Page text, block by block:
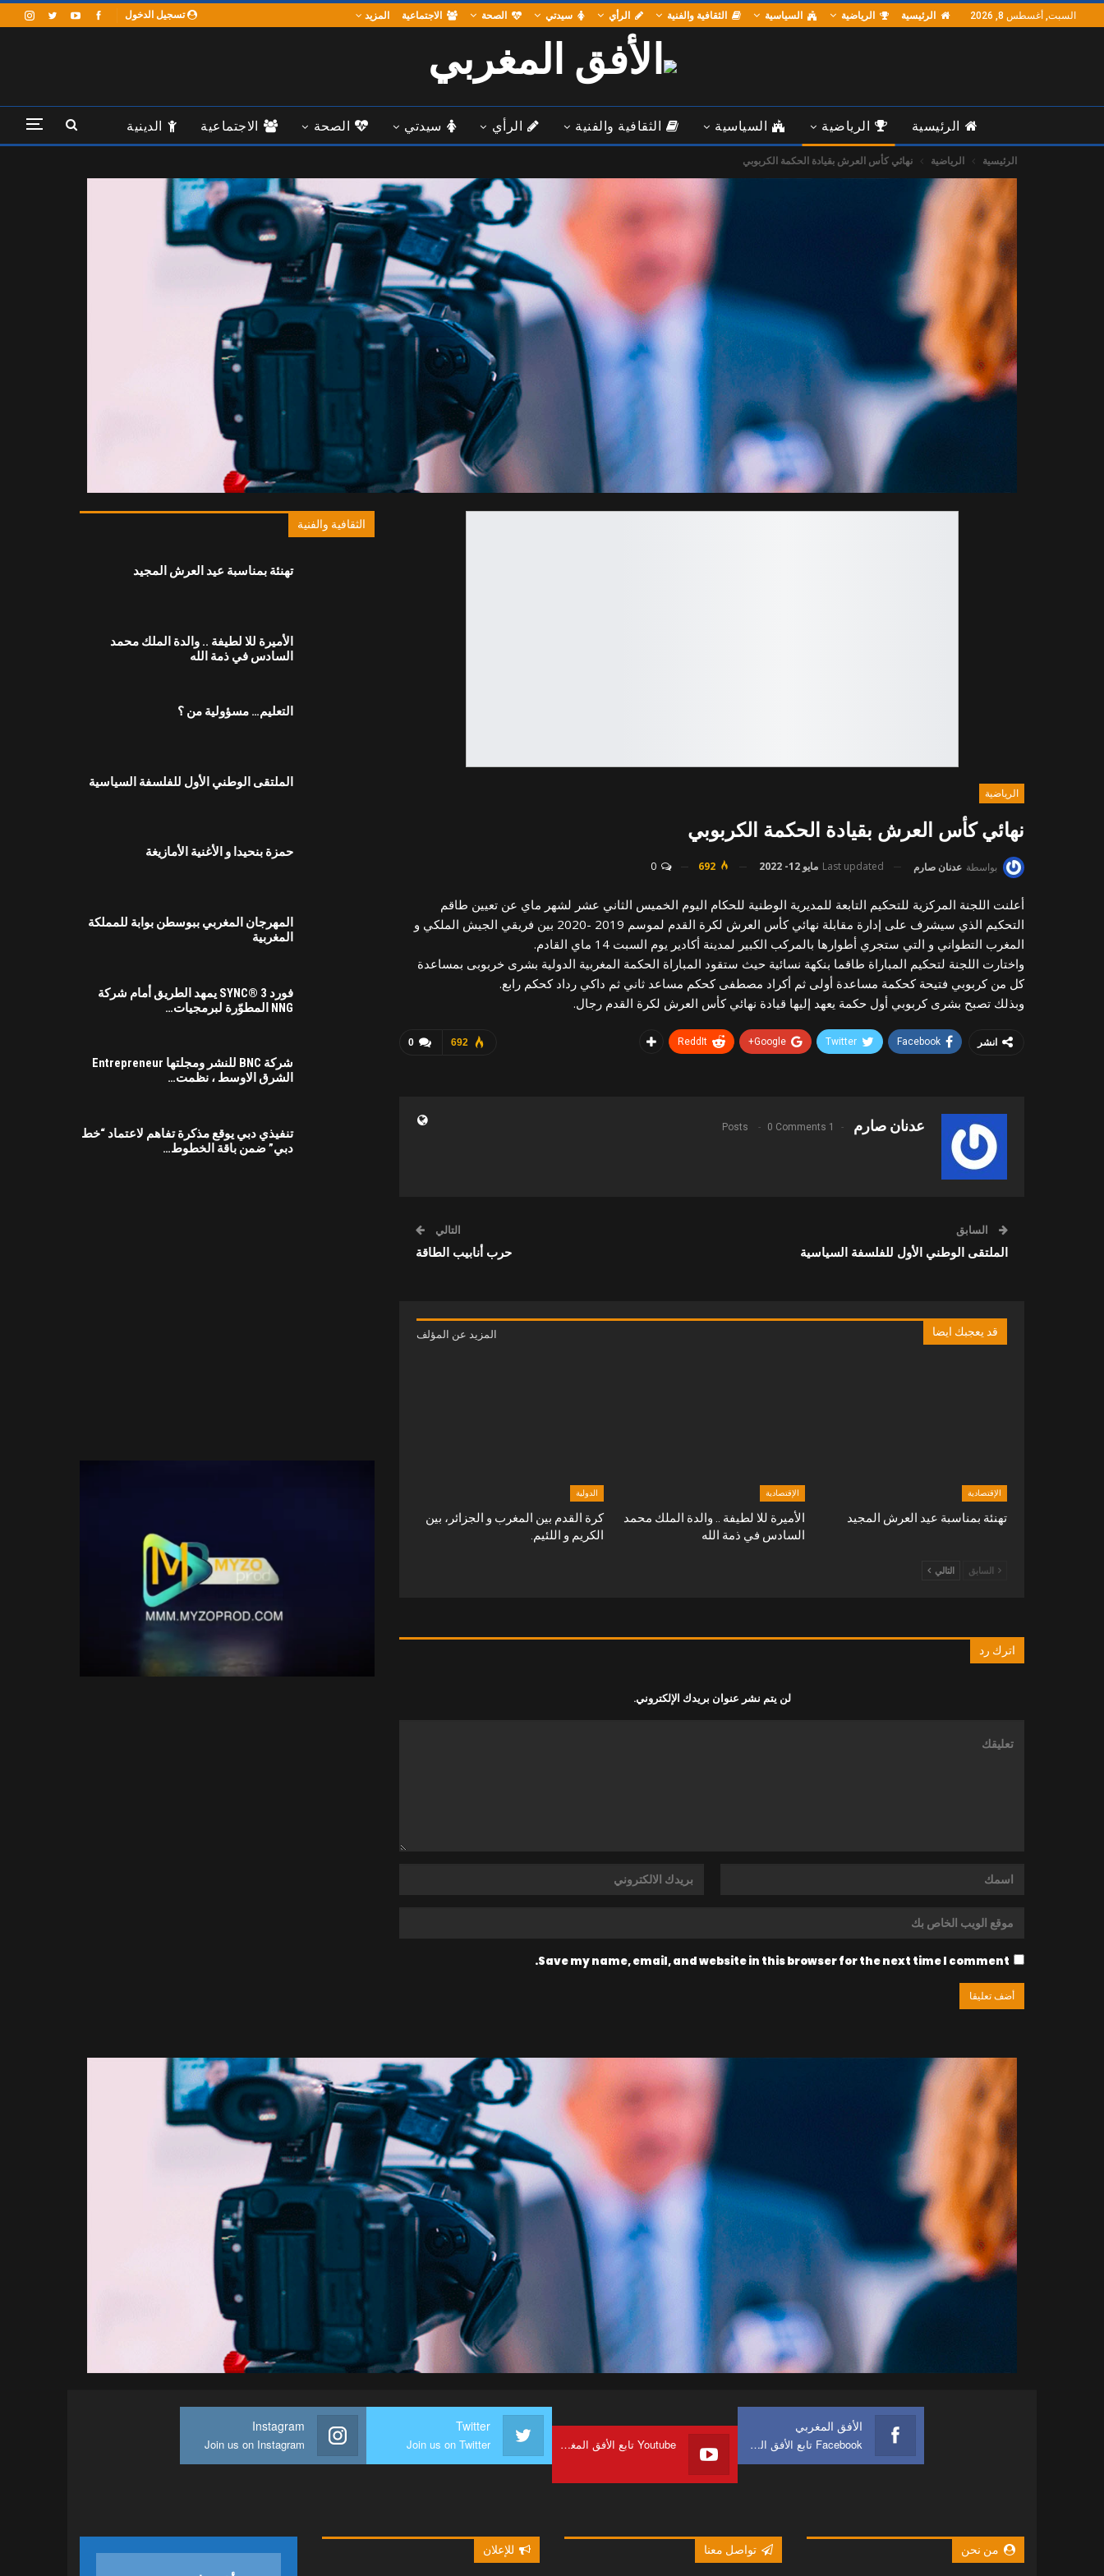
تسجيل الدخول السبت, أغسطس 8, 2026 الرئيسية الرياضية السياسية الثقافية والفنية الرأي سيدتي الصحة الاجتماعية المزيد
الرئيسية الرياضية السياسية الثقافية والفنية الرأي سيدتي الصحة الاجتماعية الدينية
الرئيسية الرياضية نهائي كأس العرش بقيادة الحكمة الكربوبي
الرياضية
نهائي كأس العرش بقيادة الحكمة الكربوبي
بواسطة عدنان صارم Last updated مايو 12- 2022
أعلنت اللجنة المركزية للتحكيم التابعة للمديرية الوطنية للحكام اليوم الخميس الثاني عشر لشهر ماي عن تعيين طاقم
التحكيم الذي سيشرف على إدارة مقابلة نهائي كأس العرش لكرة القدم لموسم 2019 -2020 بين فريقي الجيش الملكي و
المغرب التطواني و التي ستجري أطوارها بالمركب الكبير لمدينة أكادير يوم السبت 14 ماي القادم.
واختارت اللجنة لتحكيم المباراة طاقما بنكهة نسائية حيث ستقود المباراة الحكمة المغربية الدولية بشرى خربوبى بمساعدة
كل من كربوبي فتيحة كحكمة مساعدة أولى ثم أكراد مصطفى كحكم مساعد ثاني ثم داكي رداد كحكم رابع.
وبذلك تصبح بشرى كربوبي أول حكمة يعهد إليها قيادة نهائي كأس العرش لكرة القدم رجال.
0 692 انشر Facebook
Twitter
Google+
ReddIt
عدنان صارم 1 Posts
0 Comments
السابق
الملتقى الوطني الأول للفلسفة السياسية
التالي
حرب أنابيب الطاقة
قد يعجبك ايضا المزيد عن المؤلف
الإقتصادية
تهنئة بمناسبة عيد العرش المجيد
الإقتصادية
الأميرة للا لطيفة .. والدة الملك محمد
السادس في ذمة الله
الدولية
كرة القدم بين المغرب و الجزائر، بين
الكريم و اللئيم.
السابق التالي
اترك رد
لن يتم نشر عنوان بريدك الإلكتروني.
Save my name, email, and website in this browser for the next time I comment.
الثقافية والفنية
تهنئة بمناسبة عيد العرش المجيد
الأميرة للا لطيفة .. والدة الملك محمد
السادس في ذمة الله
التعليم… مسؤولية من ؟
الملتقى الوطني الأول للفلسفة السياسية
حمزة بنحيدا و الأغنية الأمازيغة
المهرجان المغربي ببوسطن بوابة للمملكة
المغربية
فورد SYNC® 3 يمهد الطريق أمام شركة
NNG المطوّرة لبرمجيات…
شركة BNC للنشر ومجلتها Entrepreneur
الشرق الاوسط ، نظمت…
تنفيذي دبي يوقع مذكرة تفاهم لاعتماد “خط
دبي” ضمن باقة الخطوط…
الأفق المغربي
Facebook تابع الأفق المغربي على Youtube تابع الأفق المغربي على
Twitter
Join us on Twitter
Instagram
Join us on Instagram
من نحن تواصل معنا للإعلان